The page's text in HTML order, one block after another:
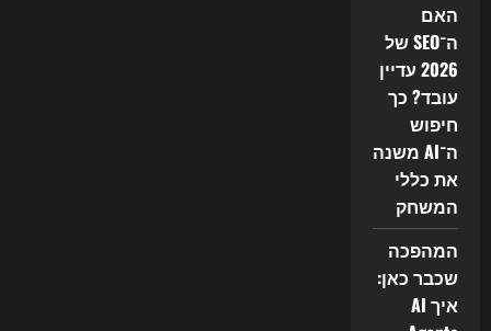
האם
ה־SEO של
2026 עדיין
עובד? כך
חיפוש
ה־AI משנה
את כללי
המשחק
המהפכה
שכבר כאן:
איך AI